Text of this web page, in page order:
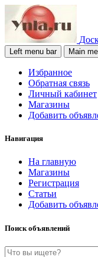
Left menu bar Main
Избранное
Обратная связь
Личный кабинет
Магазины
Добавить
Навигация
На главную
Магазины
Регистрация
Статьи
Добавить
Поиск объявлений